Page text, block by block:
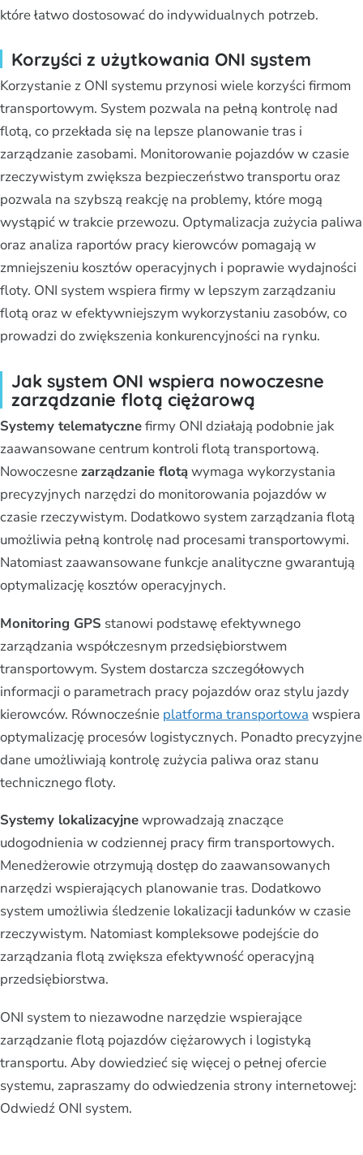
które łatwo dostosować do indywidualnych potrzeb.
Korzyści z użytkowania ONI system
Korzystanie z ONI systemu przynosi wiele korzyści firmom
transportowym. System pozwala na pełną kontrolę nad
flotą, co przekłada się na lepsze planowanie tras i
zarządzanie zasobami. Monitorowanie pojazdów w czasie
rzeczywistym zwiększa bezpieczeństwo transportu oraz
pozwala na szybszą reakcję na problemy, które mogą
wystąpić w trakcie przewozu. Optymalizacja zużycia paliwa
oraz analiza raportów pracy kierowców pomagają w
zmniejszeniu kosztów operacyjnych i poprawie wydajności
floty. ONI system wspiera firmy w lepszym zarządzaniu
flotą oraz w efektywniejszym wykorzystaniu zasobów, co
prowadzi do zwiększenia konkurencyjności na rynku.
Jak system ONI wspiera nowoczesne
zarządzanie flotą ciężarową
Systemy telematycznefirmy ONI działają podobnie jak
zaawansowane centrum kontroli flotą transportową.
Nowoczesnezarządzanie flotąwymaga wykorzystania
precyzyjnych narzędzi do monitorowania pojazdów w
czasie rzeczywistym. Dodatkowo system zarządzania flotą
umożliwia pełną kontrolę nad procesami transportowymi.
Natomiast zaawansowane funkcje analityczne gwarantują
optymalizację kosztów operacyjnych.
Monitoring GPS stanowi podstawę efektywnego
zarządzania współczesnym przedsiębiorstwem
transportowym. System dostarcza szczegółowych
informacji o parametrach pracy pojazdów oraz stylu jazdy
kierowców. Równocześnie platforma transportowa wspiera
optymalizację procesów logistycznych. Ponadto precyzyjne
dane umożliwiają kontrolę zużycia paliwa oraz stanu
technicznego floty.
Systemy lokalizacyjnewprowadzają znaczące
udogodnienia w codziennej pracy firm transportowych.
Menedżerowie otrzymują dostęp do zaawansowanych
narzędzi wspierających planowanie tras. Dodatkowo
system umożliwia śledzenie lokalizacji ładunków w czasie
rzeczywistym. Natomiast kompleksowe podejście do
zarządzania flotą zwiększa efektywność operacyjną
przedsiębiorstwa.
ONI system to niezawodne narzędzie wspierające
zarządzanie flotą pojazdów ciężarowych i logistyką
transportu. Aby dowiedzieć się więcej o pełnej ofercie
systemu, zapraszamy do odwiedzenia strony internetowej:
Odwiedź ONI system.